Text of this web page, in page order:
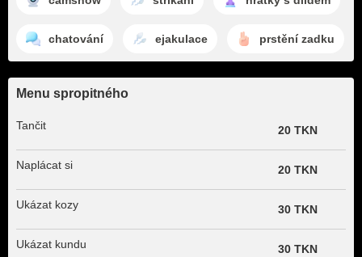
chatování ejakulace prstění zadku
Menu spropitného
Tančit 20 TKN
Naplácat si 20 TKN
Ukázat kozy 30 TKN
Ukázat kundu 30 TKN